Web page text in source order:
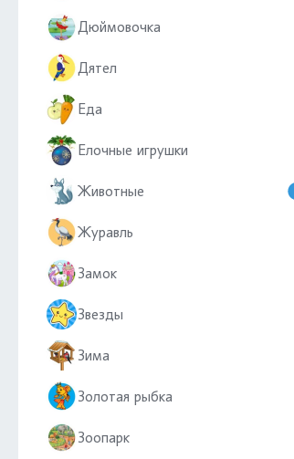
Дюймовочка
Дятел
Еда
Елочные игрушки
Животные
Журавль
Замок
Звезды
Зима
Золотая рыбка
Зоопарк